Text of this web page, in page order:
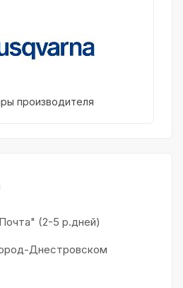
производителя
(2-5 р.дней)
Днестровском